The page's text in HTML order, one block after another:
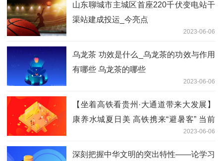
山东聊城市主城区首座220千伏变电站干
渠站建成投运_今亮点
2023-06-06
乌龙茶 功效是什么_乌龙茶的功效与作用
有哪些 乌龙茶的哪些
2023-06-06
【坐着高铁看贵州·大通道带来大发展】
康养水城夏日美 高铁携来“避暑客” 当前
2023-06-06
深刻把握中华文明的突出特性——论学习